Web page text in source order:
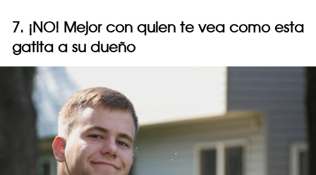
7. ¡NO! Mejor con quien te vea como esta
gatita a su dueño